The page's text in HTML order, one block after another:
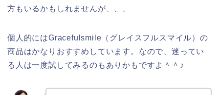
方もいるかもしれませんが、、、
個人的にはGracefulsmile（グレイスフルスマイル）の
商品はかなりおすすめしています。なので、迷ってい
る人は一度試してみるのもありかもですよ＾＾♪